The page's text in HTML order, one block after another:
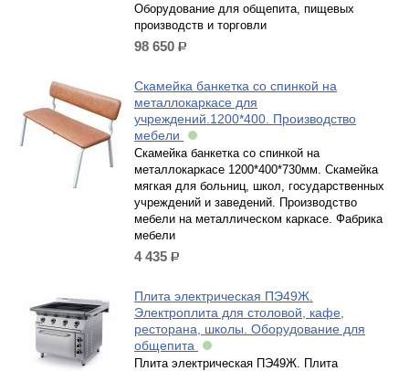
Оборудование для общепита, пищевых
производств и торговли
98 650 р.
Скамейка банкетка со спинкой на
металлокаркасе для
учреждений.1200*400. Производство
мебели
Скамейка банкетка со спинкой на
металлокаркасе 1200*400*730мм. Скамейка
мягкая для больниц, школ, государственных
учреждений и заведений. Производство
мебели на металлическом каркасе. Фабрика
мебели
4 435 р.
Плита электрическая ПЭ49Ж.
Электроплита для столовой, кафе,
ресторана, школы. Оборудование для
общепита
Плита электрическая ПЭ49Ж. Плита